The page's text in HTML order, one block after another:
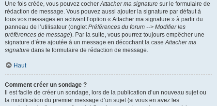
Une fois créée, vous pouvez cocherAttacher ma signature sur le formulaire de
rédaction de message. Vous pouvez aussi ajouter la signature par défaut à
tous vos messages en activant l’option « Attacher ma signature » à partir du
panneau de l’utilisateur (ongletPréférences du forum --> Modifier les
préférences de message). Par la suite, vous pourrez toujours empêcher une
signature d’être ajoutée à un message en décochant la caseAttacher ma
signature dans le formulaire de rédaction de message.
Haut
Comment créer un sondage ?
Il est facile de créer un sondage, lors de la publication d’un nouveau sujet ou
la modification du premier message d’un sujet (si vous en avez les